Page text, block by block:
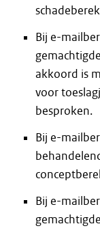
Bij e-
akkoord is
voor
besproken.
Bij e-
Bij e-